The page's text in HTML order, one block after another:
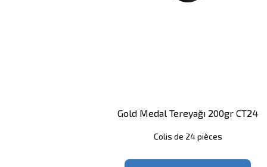
Gold Medal Tereyağı 200gr CT24
Colis de 24 pièces